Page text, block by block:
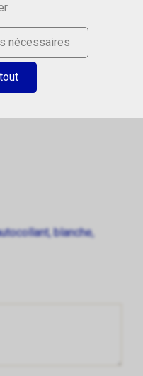
blanche,
nécessaires